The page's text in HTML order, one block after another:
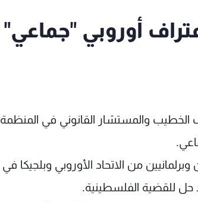
أوروبي "جماعي"
والمستشار القانوني في المنظمة
من الاتحاد الأوروبي وبلجيكا في
حل للقضية الفلسطينية.